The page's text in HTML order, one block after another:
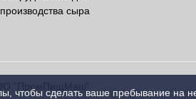
производства сыра
чтобы сделать ваше пребывание на